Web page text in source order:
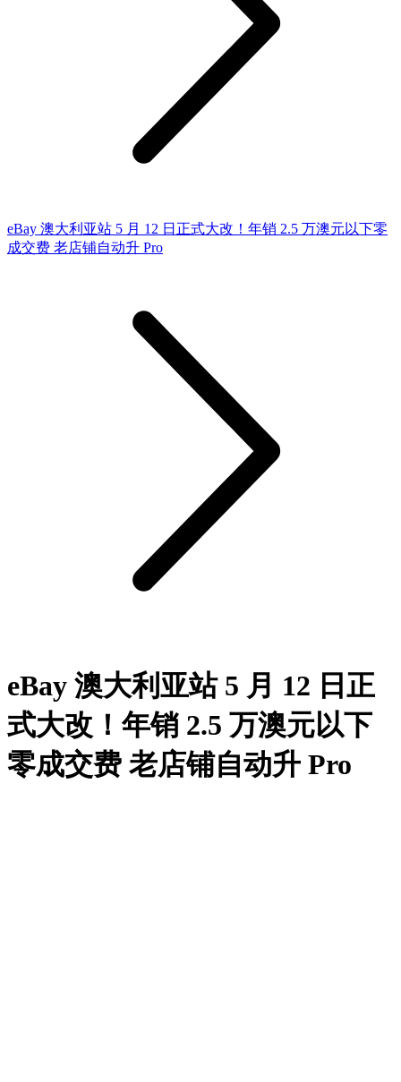
eBay 澳大利亚站 5 月 12 日正式大改！年销 2.5 万澳元以下零
成交费 老店铺自动升 Pro
eBay 澳大利亚站 5 月 12 日正
式大改！年销 2.5 万澳元以下
零成交费 老店铺自动升 Pro